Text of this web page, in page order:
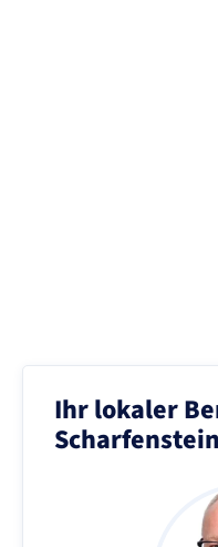
Ihr lokaler
Scharfenstein